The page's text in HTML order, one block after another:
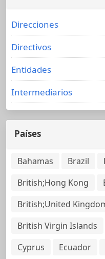
Direcciones
Directivos
Entidades
Intermediarios
Países
Bahamas Brazil
British;Hong Kong
British;United
British Virgin Islands
Cyprus
Ecuador